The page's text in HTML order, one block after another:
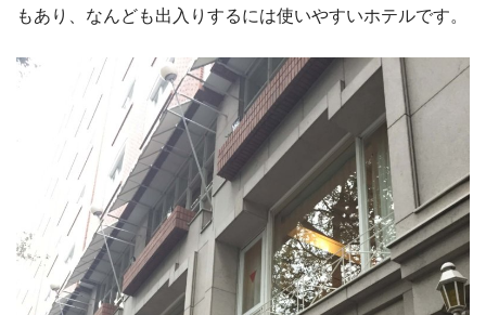
もあり、なんども出入りするには使いやすいホテルです。